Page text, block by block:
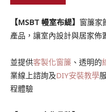
【MSBT 幔室布緹】 窗簾家
產品，讓室內設計與居家佈
並提供客製化窗簾 、透明的
業線上諮詢及DIY安裝教學
程體驗